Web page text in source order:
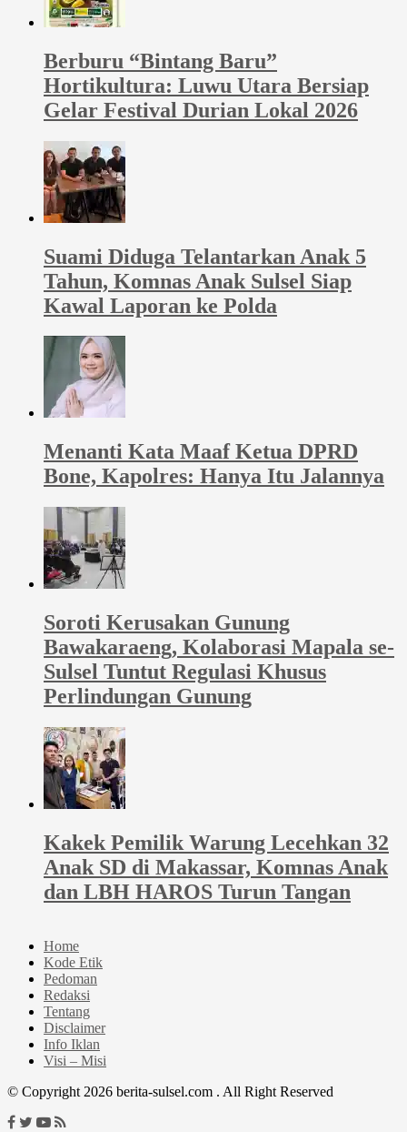
Berburu “Bintang Baru”
Hortikultura: Luwu Utara Bersiap
Gelar Festival Durian Lokal 2026
Suami Diduga Telantarkan Anak 5
Tahun, Komnas Anak Sulsel Siap
Kawal Laporan ke Polda
Menanti Kata Maaf Ketua DPRD
Bone, Kapolres: Hanya Itu Jalannya
Soroti Kerusakan Gunung
Bawakaraeng, Kolaborasi Mapala se-
Sulsel Tuntut Regulasi Khusus
Perlindungan Gunung
Kakek Pemilik Warung Lecehkan 32
Anak SD di Makassar, Komnas Anak
dan LBH HAROS Turun Tangan
Home
Kode Etik
Pedoman
Redaksi
Tentang
Disclaimer
Info Iklan
Visi – Misi
© Copyright 2026 berita-sulsel.com . All Right Reserved